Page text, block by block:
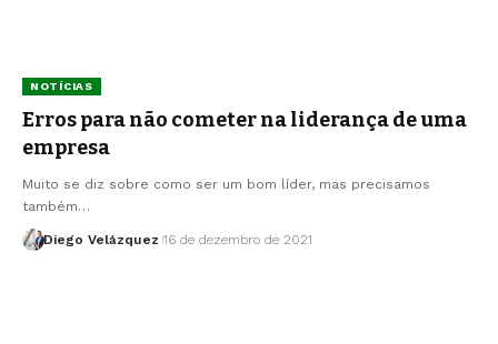
NOTÍCIAS
Erros para não cometer na liderança de uma
empresa
Muito se diz sobre como ser um bom líder, mas precisamos
também…
Diego Velázquez 16 de dezembro de 2021